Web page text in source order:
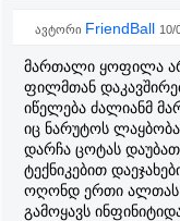
ავტორი FriendBall 10/
მართალი ყოფილა
ფილმთან
იწელება ძალიანმ
იც ნარუტოს
დარჩა ცოტას
ტექნიკებით
ოღონდ ერთი ალთას
გამოყავს